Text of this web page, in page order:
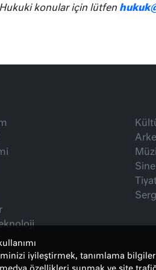
Hukuki konular için lütfen
iyileştirmek, tanımlama